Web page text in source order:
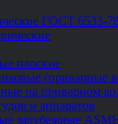
ГОСТ 6533-
плоские
(приварные
на приварном
и аппаратов
зарубежные